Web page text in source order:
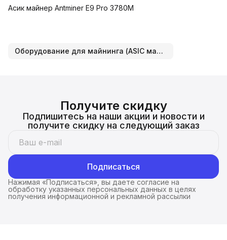
Асик майнер Antminer E9 Pro 3780M
Оборудование для майнинга (ASIC майнеры)
Получите скидку
Подпишитесь на наши акции и новости и
получите скидку на следующий заказ
Подписаться
Нажимая «Подписаться», вы даете согласие на
обработку указанных персональных данных в целях
получения информационной и рекламной рассылки